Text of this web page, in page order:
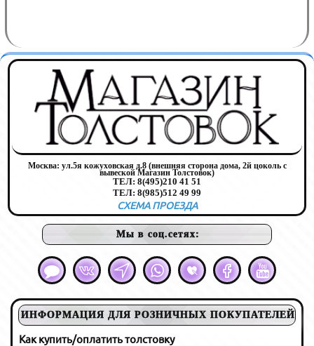
Москва: ул.5я кожуховская д.8 (внешняя сторона дома, 2й цоколь с
вывеской Магазин Толстовок)
ТЕЛ: 8(495)210 41 51
ТЕЛ: 8(985)512 49 99
СХЕМА ПРОЕЗДА
Мы в соц.сетях:
ИНФОРМАЦИЯ ДЛЯ РОЗНИЧНЫХ ПОКУПАТЕЛЕЙ
Как купить/оплатить толстовку